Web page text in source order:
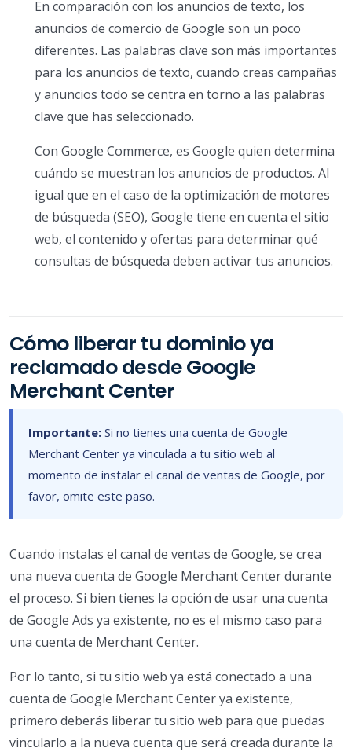
En comparación con los anuncios de texto, los
anuncios de comercio de Google son un poco
diferentes. Las palabras clave son más importantes
para los anuncios de texto, cuando creas campañas
y anuncios todo se centra en torno a las palabras
clave que has seleccionado.
Con Google Commerce, es Google quien determina
cuándo se muestran los anuncios de productos. Al
igual que en el caso de la optimización de motores
de búsqueda (SEO), Google tiene en cuenta el sitio
web, el contenido y ofertas para determinar qué
consultas de búsqueda deben activar tus anuncios.
Cómo liberar tu dominio ya
reclamado desde Google
Merchant Center
Importante: Si no tienes una cuenta de Google
Merchant Center ya vinculada a tu sitio web al
momento de instalar el canal de ventas de Google, por
favor, omite este paso.
Cuando instalas el canal de ventas de Google, se crea
una nueva cuenta de Google Merchant Center durante
el proceso. Si bien tienes la opción de usar una cuenta
de Google Ads ya existente, no es el mismo caso para
una cuenta de Merchant Center.
Por lo tanto, si tu sitio web ya está conectado a una
cuenta de Google Merchant Center ya existente,
primero deberás liberar tu sitio web para que puedas
vincularlo a la nueva cuenta que será creada durante la